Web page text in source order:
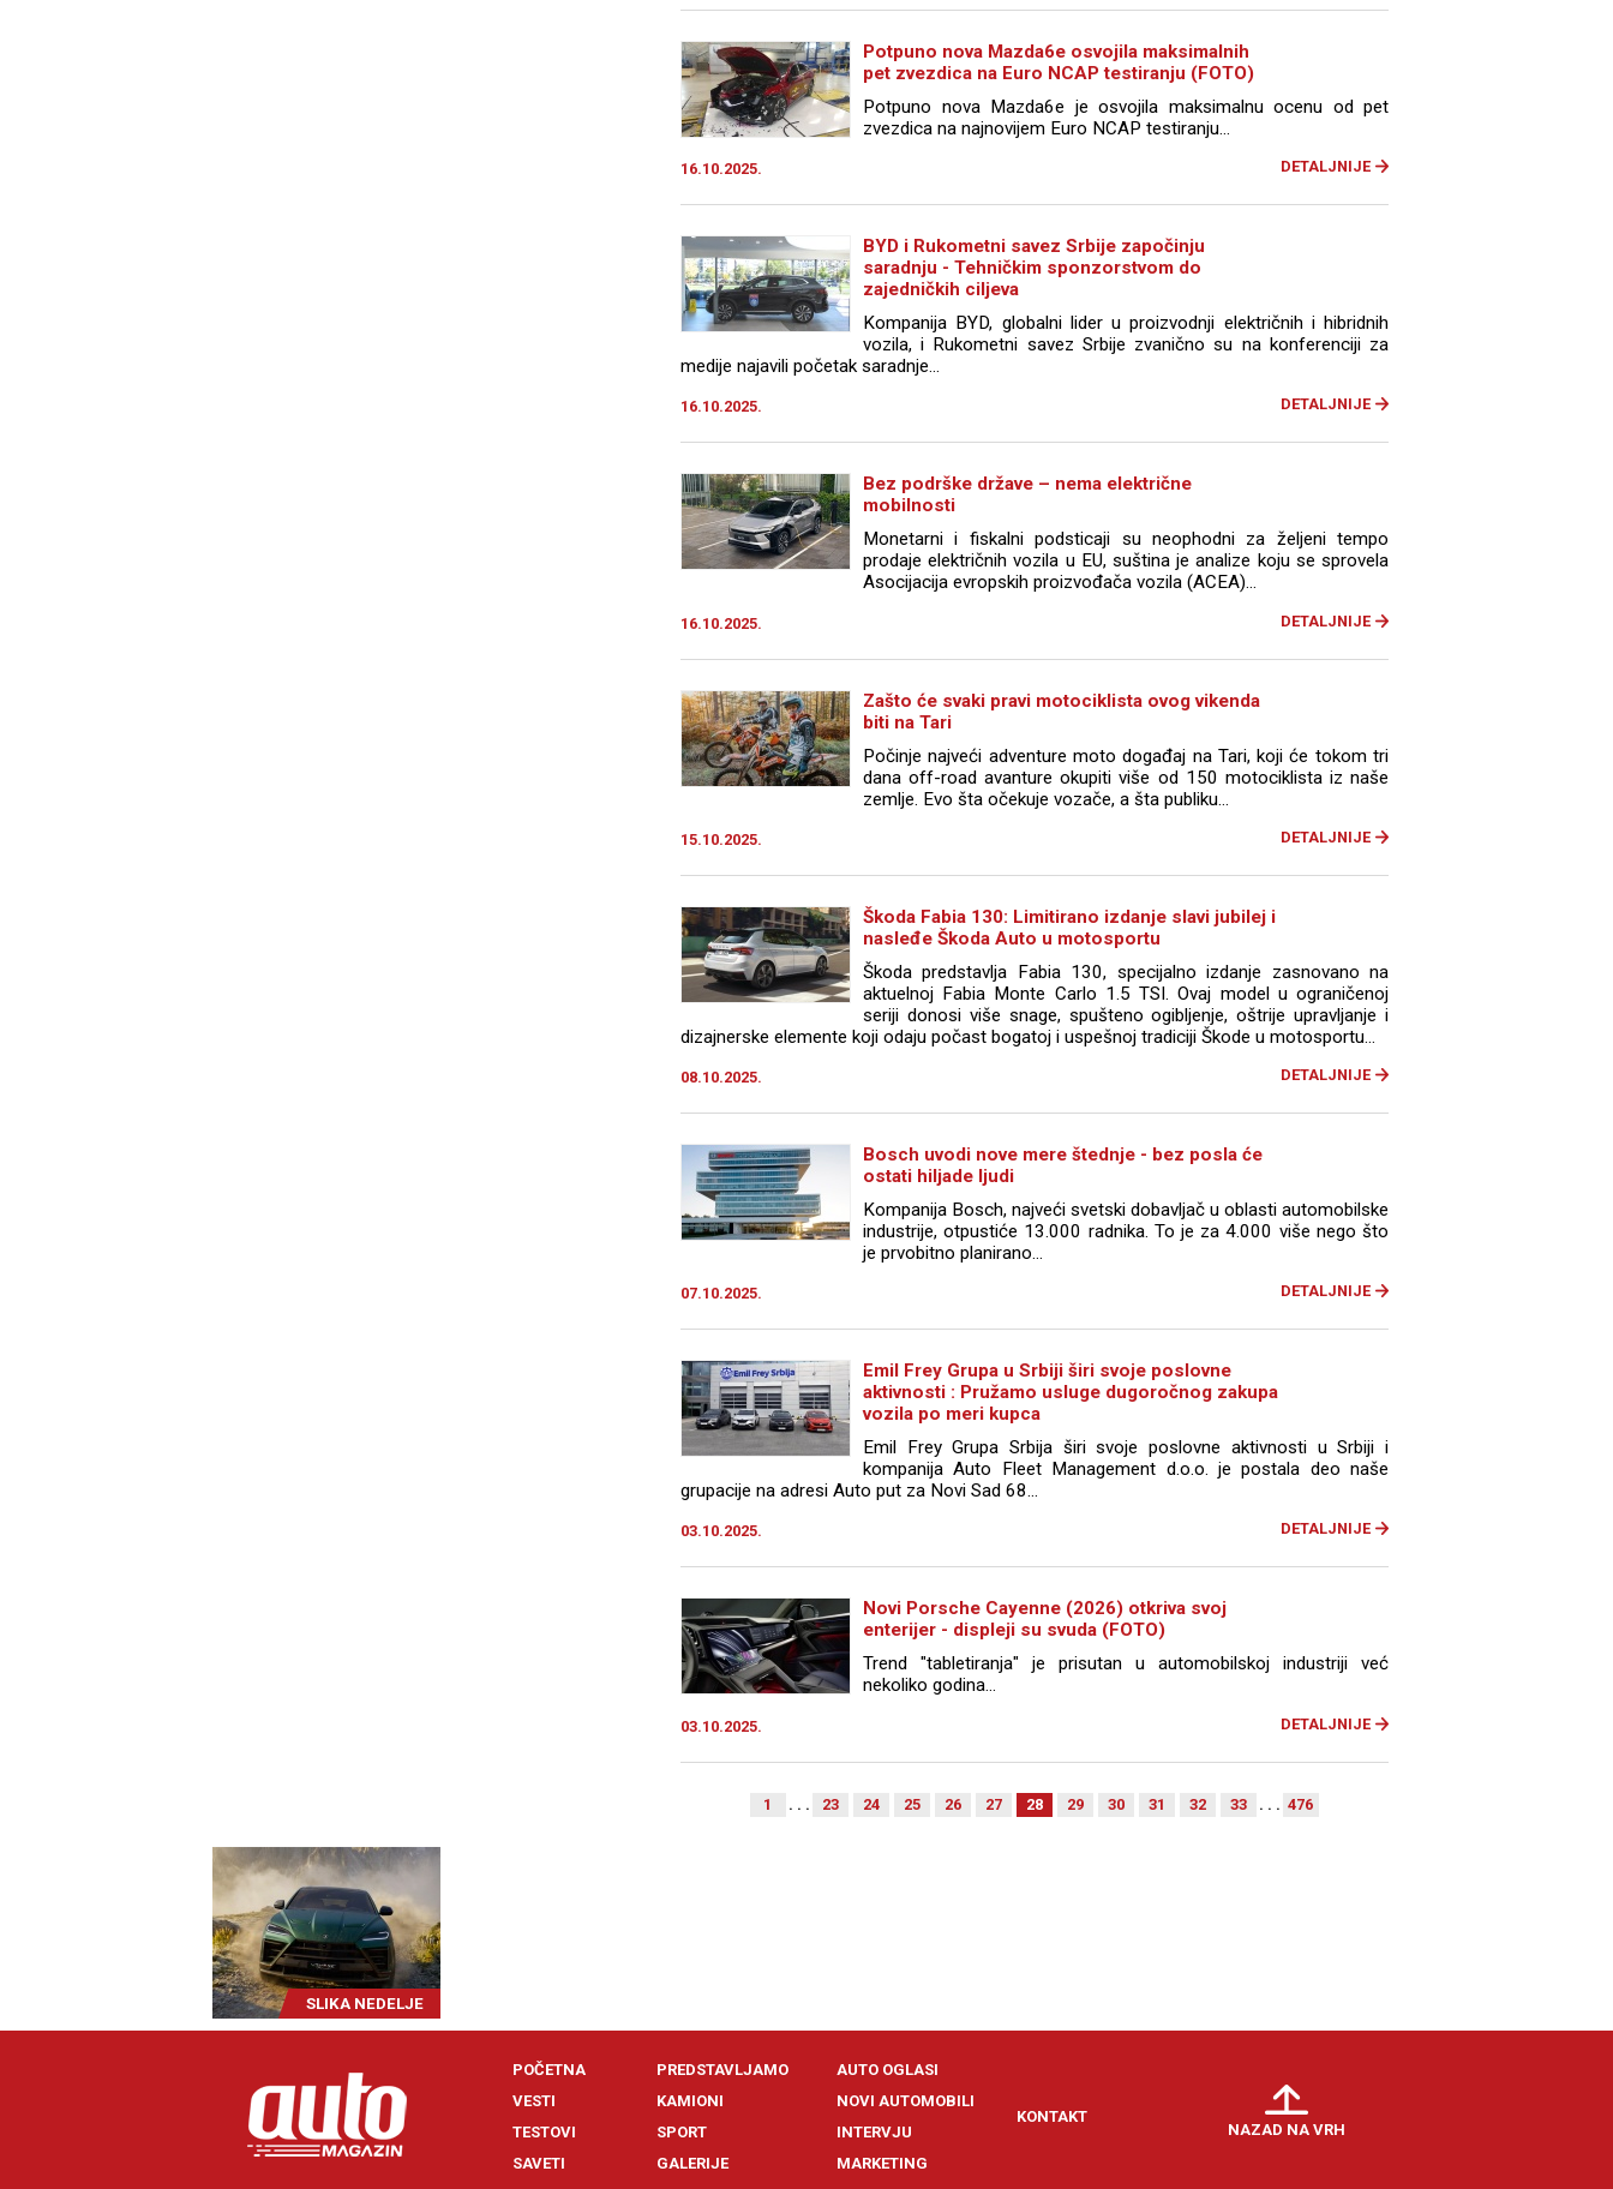
Potpuno nova Mazda6e osvojila maksimalnih
pet zvezdica na Euro NCAP testiranju (FOTO)
Potpuno nova Mazda6e je osvojila maksimalnu ocenu od pet
zvezdica na najnovijem Euro NCAP testiranju...
16.10.2025. DETALJNIJE
BYD i Rukometni savez Srbije započinju
saradnju - Tehničkim sponzorstvom do
zajedničkih ciljeva
Kompanija BYD, globalni lider u proizvodnji električnih i hibridnih
vozila, i Rukometni savez Srbije zvanično su na konferenciji za
medije najavili početak saradnje...
16.10.2025. DETALJNIJE
Bez podrške države – nema električne
mobilnosti
Monetarni i fiskalni podsticaji su neophodni za željeni tempo
prodaje električnih vozila u EU, suština je analize koju se sprovela
Asocijacija evropskih proizvođača vozila (ACEA)...
16.10.2025. DETALJNIJE
Zašto će svaki pravi motociklista ovog vikenda
biti na Tari
Počinje najveći adventure moto događaj na Tari, koji će tokom tri
dana off-road avanture okupiti više od 150 motociklista iz naše
zemlje. Evo šta očekuje vozače, a šta publiku…
15.10.2025. DETALJNIJE
Škoda Fabia 130: Limitirano izdanje slavi jubilej i
nasleđe Škoda Auto u motosportu
Škoda predstavlja Fabia 130, specijalno izdanje zasnovano na
aktuelnoj Fabia Monte Carlo 1.5 TSI. Ovaj model u ograničenoj
seriji donosi više snage, spušteno ogibljenje, oštrije upravljanje i
dizajnerske elemente koji odaju počast bogatoj i uspešnoj tradiciji Škode u motosportu...
08.10.2025. DETALJNIJE
Bosch uvodi nove mere štednje - bez posla će
ostati hiljade ljudi
Kompanija Bosch, najveći svetski dobavljač u oblasti automobilske
industrije, otpustiće 13.000 radnika. To je za 4.000 više nego što
je prvobitno planirano...
07.10.2025. DETALJNIJE
Emil Frey Grupa u Srbiji širi svoje poslovne
aktivnosti : Pružamo usluge dugoročnog zakupa
vozila po meri kupca
Emil Frey Grupa Srbija širi svoje poslovne aktivnosti u Srbiji i
kompanija Auto Fleet Management d.o.o. je postala deo naše
grupacije na adresi Auto put za Novi Sad 68...
03.10.2025. DETALJNIJE
Novi Porsche Cayenne (2026) otkriva svoj
enterijer - displeji su svuda (FOTO)
Trend "tabletiranja" je prisutan u automobilskoj industriji već
nekoliko godina...
03.10.2025. DETALJNIJE
1 . . . 23 24 25 26 27 28 29 30 31 32 33 . . . 476
SLIKA NEDELJE
POČETNA
VESTI
TESTOVI
SAVETI
PREDSTAVLJAMO
KAMIONI
SPORT
GALERIJE
AUTO OGLASI
NOVI AUTOMOBILI
INTERVJU
MARKETING
KONTAKT
NAZAD NA VRH